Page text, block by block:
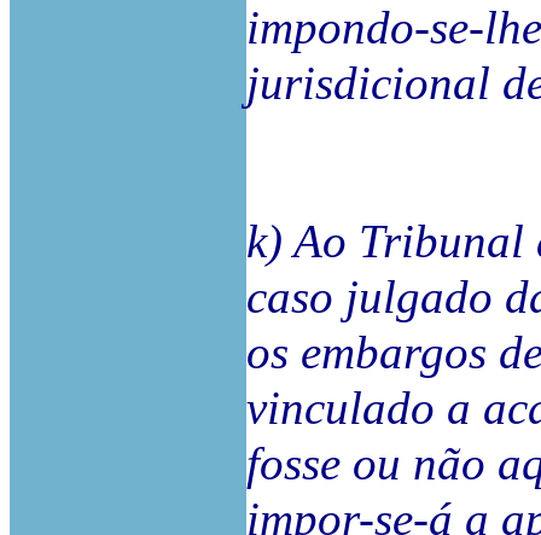
impondo-se-
jurisdicional
k) Ao Tribunal
caso julgado
os embargos
vinculado a
fosse ou não
impor-se-á a